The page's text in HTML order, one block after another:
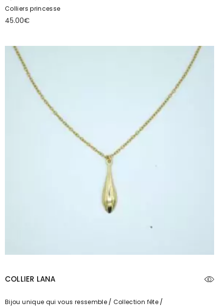
Colliers princesse
45.00€
COLLIER LANA
Bijou unique qui vous ressemble
Collection fête